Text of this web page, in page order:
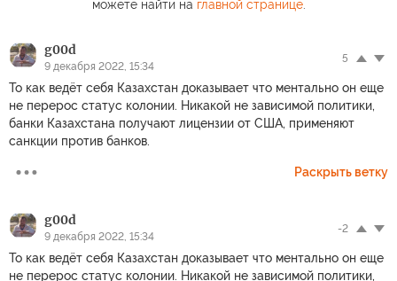
можете найти на главной странице.
g00d
9 декабря 2022, 15:34
5
То как ведёт себя Казахстан доказывает что ментально он еще
не перерос статус колонии. Никакой не зависимой политики,
банки Казахстана получают лицензии от США, применяют
санкции против банков.
Раскрыть ветку
g00d
9 декабря 2022, 15:34
-2
То как ведёт себя Казахстан доказывает что ментально он еще
не перерос статус колонии. Никакой не зависимой политики,